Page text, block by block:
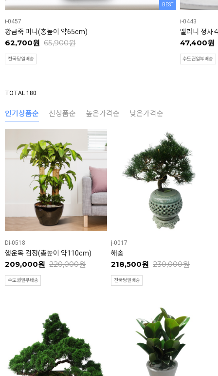
BEST
i-0457
황금죽 미니(총높이 약65cm)
62,700원 65,900원
전국당일배송
i-0443
멜라니 정사
47,400원
수도권일부배송
TOTAL 180
인기상품순 신상품순 높은가격순 낮은가격순
Di-0518
행운목 검정(총높이 약110cm)
209,000원 220,000원
수도권일부배송
j-0017
해송
218,500원 230,000원
전국당일배송